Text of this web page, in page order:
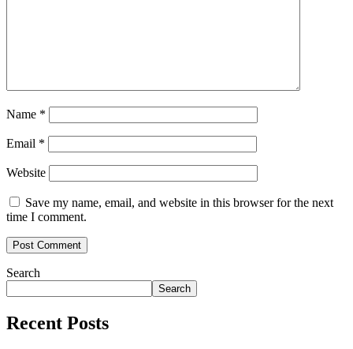
Name *
Email *
Website
Save my name, email, and website in this browser for the next
time I comment.
Search
Search
Recent Posts